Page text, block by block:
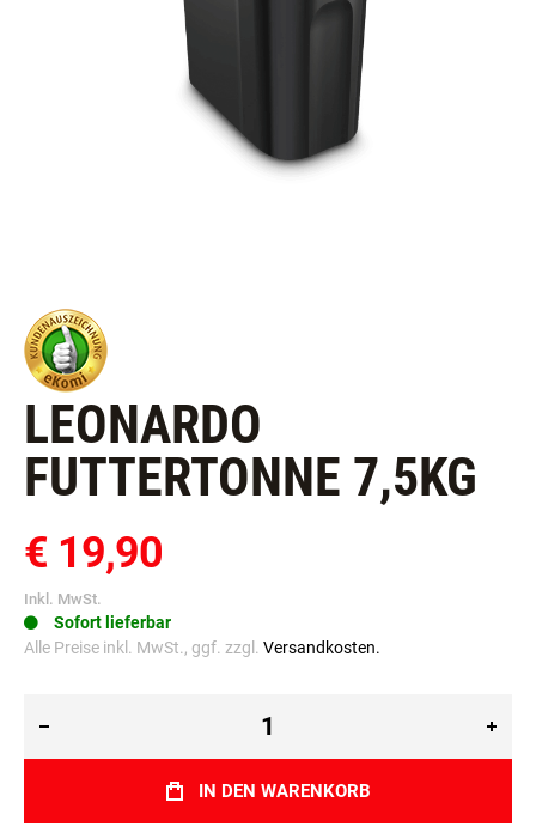
LEONARDO
FUTTERTONNE 7,5KG
€ 19,90
Inkl. MwSt.
Sofort lieferbar
Alle Preise inkl. MwSt., ggf. zzgl. Versandkosten.
IN DEN WARENKORB